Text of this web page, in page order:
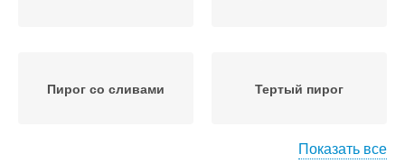
Пирог со сливами Тертый пирог
Показать все